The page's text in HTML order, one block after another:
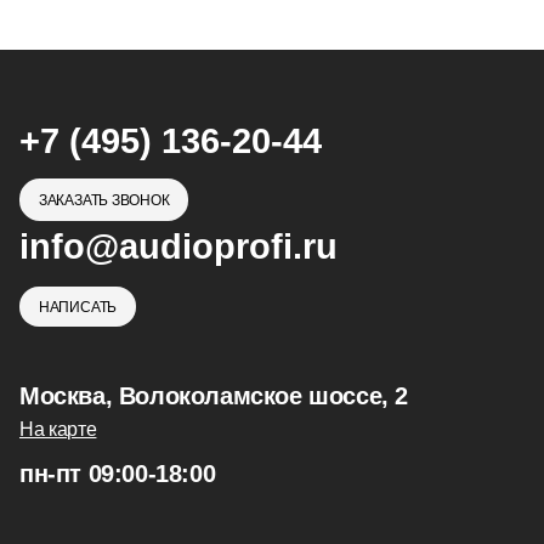
+7 (495) 136-20-44
ЗАКАЗАТЬ ЗВОНОК
info@audioprofi.ru
НАПИСАТЬ
Москва, Волоколамское шоссе, 2
На карте
пн-пт 09:00-18:00